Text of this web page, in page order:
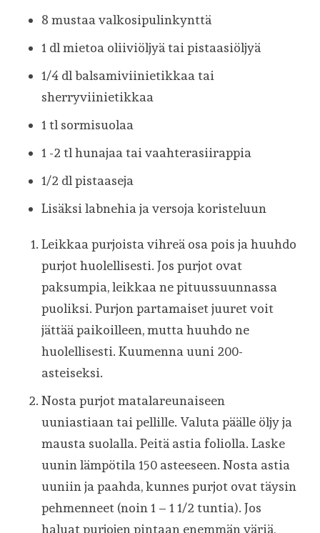
8 mustaa valkosipulinkynttä
1 dl mietoa oliiviöljyä tai pistaasiöljyä
1/4 dl balsamiviinietikkaa tai
sherryviinietikkaa
1 tl sormisuolaa
1 -2 tl hunajaa tai vaahterasiirappia
1/2 dl pistaaseja
Lisäksi labnehia ja versoja koristeluun
Leikkaa purjoista vihreä osa pois ja huuhdo
purjot huolellisesti. Jos purjot ovat
paksumpia, leikkaa ne pituussuunnassa
puoliksi. Purjon partamaiset juuret voit
jättää paikoilleen, mutta huuhdo ne
huolellisesti. Kuumenna uuni 200-
asteiseksi.
Nosta purjot matalareunaiseen
uuniastiaan tai pellille. Valuta päälle öljy ja
mausta suolalla. Peitä astia foliolla. Laske
uunin lämpötila 150 asteeseen. Nosta astia
uuniin ja paahda, kunnes purjot ovat täysin
pehmenneet (noin 1 – 1 1/2 tuntia). Jos
haluat purjojen pintaan enemmän väriä,